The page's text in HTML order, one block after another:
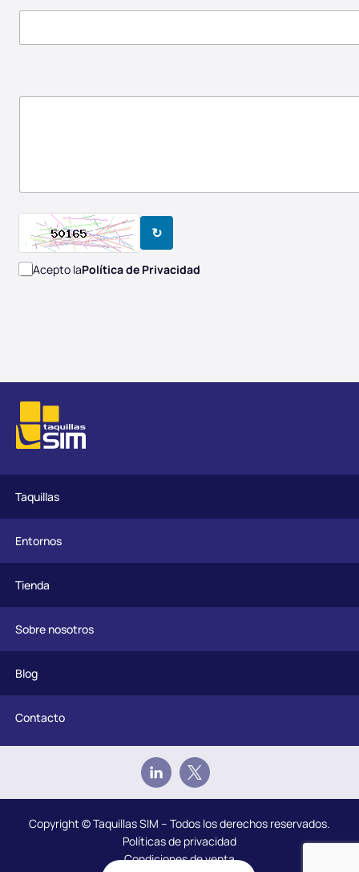
↻
Acepto laPolítica de Privacidad
Taquillas
Entornos
Tienda
Sobre nosotros
Blog
Contacto
Copyright © Taquillas SIM – Todos los derechos reservados.
Políticas de privacidad
Condiciones de venta